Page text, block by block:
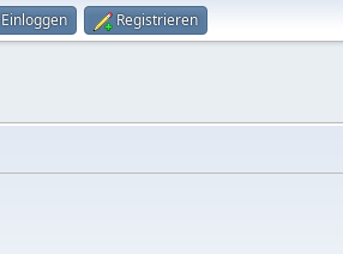
Einloggen Registrieren